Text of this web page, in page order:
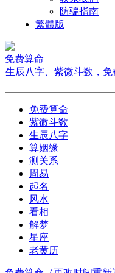
防骗指南
繁體版
免费算命
生辰八字、紫微斗数，免
免费算命
紫微斗数
生辰八字
算姻缘
测关系
周易
起名
风水
看相
解梦
星座
老黄历